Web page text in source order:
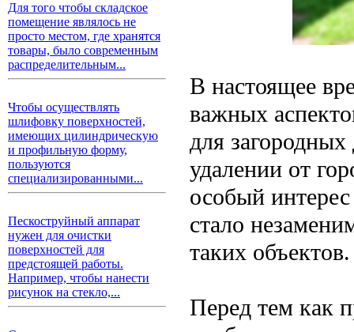
Для того чтобы складское
помещение являлось не
просто местом, где хранятся
товары, было современным
распределительным...
Чтобы осуществлять
шлифовку поверхностей,
имеющих цилиндрическую
и профильную форму,
пользуются
специализированными...
Пескоструйный аппарат
нужен для очистки
поверхностей для
предстоящей работы.
Например, чтобы нанести
рисунок на стекло,...
В настоящее
важных
для
удалении от
особый
стало
таких объектов.
Перед тем как